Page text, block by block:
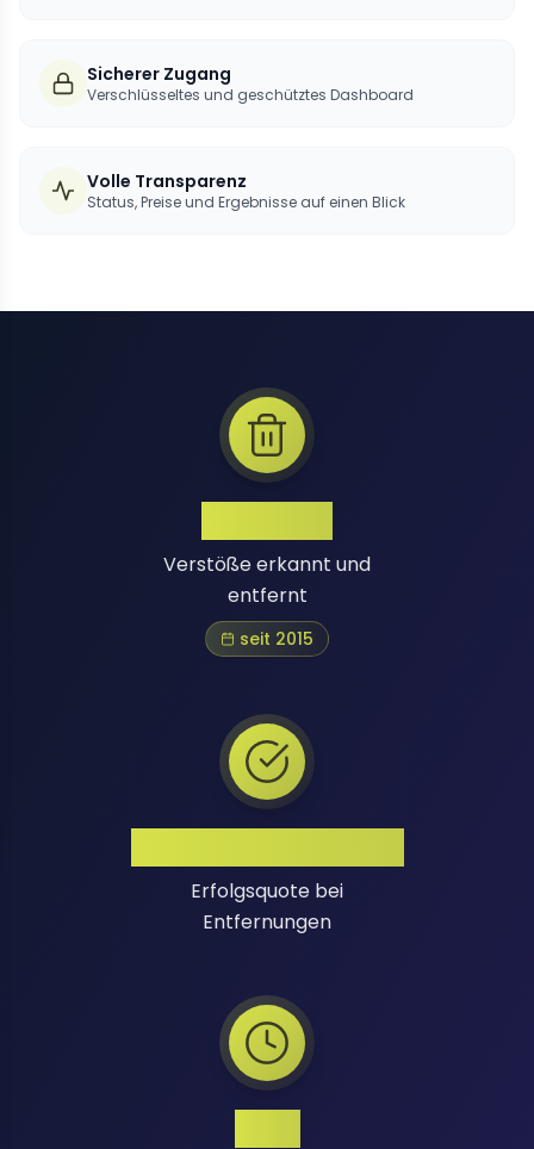
Sicherer Zugang
Verschlüsseltes und geschütztes Dashboard
Volle Transparenz
Status, Preise und Ergebnisse auf einen Blick
Verstöße erkannt und
entfernt
seit 2015
Erfolgsquote bei
Entfernungen